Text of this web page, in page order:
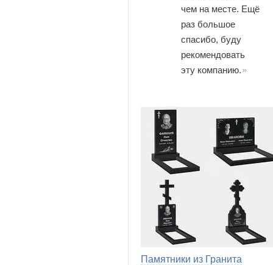
чем на месте. Ещё
раз большое
спасибо, буду
рекомендовать
эту компанию.
Памятники из Гранита